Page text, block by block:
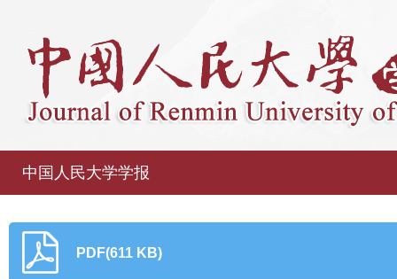
中国人民大学学报
PDF(611 KB)